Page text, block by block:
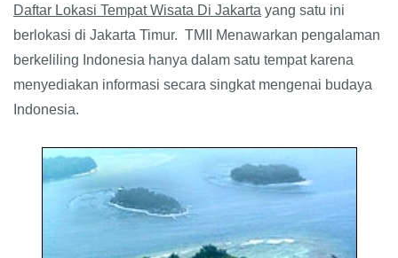
Daftar Lokasi Tempat Wisata Di Jakarta yang satu ini
berlokasi di Jakarta Timur. TMII
Menawarkan pengalaman
berkeliling Indonesia hanya dalam satu tempat karena
menyediakan informasi secara singkat mengenai budaya
Indonesia.